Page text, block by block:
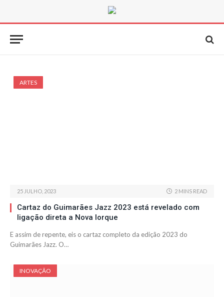
ARTES
25 JULHO, 2023 2 MINS READ
Cartaz do Guimarães Jazz 2023 está revelado com
ligação direta a Nova Iorque
E assim de repente, eis o cartaz completo da edição 2023 do
Guimarães Jazz. O…
INOVAÇÃO